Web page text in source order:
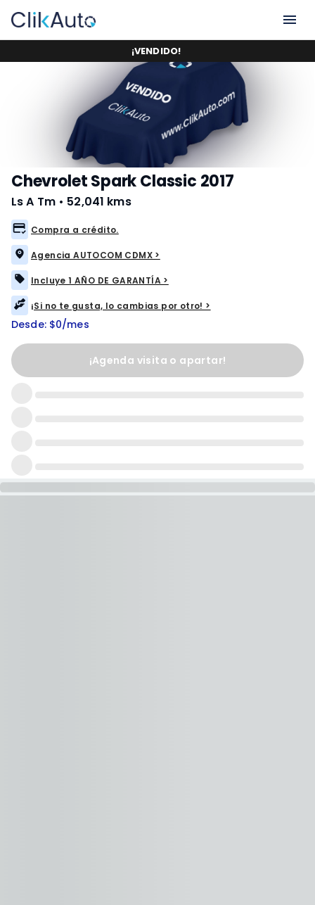
¡VENDIDO!
Chevrolet Spark Classic 2017
Ls A Tm • 52,041 kms
Compra a crédito.
Agencia AUTOCOM CDMX >
Incluye 1 AÑO DE GARANTÍA >
¡Si no te gusta, lo cambias por otro! >
Desde: $0/mes
¡Agenda visita o apartar!